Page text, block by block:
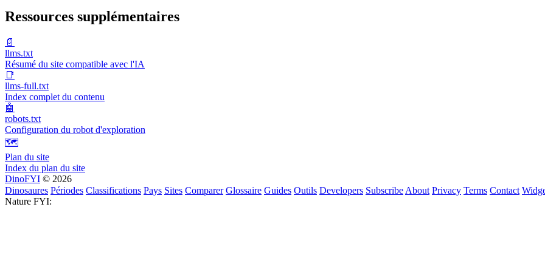
Ressources supplémentaires
📄
llms.txt
Résumé du site compatible avec l'IA
📑
llms-full.txt
Index complet du contenu
🤖
robots.txt
Configuration du robot d'exploration
🗺️
Plan du site
Index du plan du site
DinoFYI © 2026
Dinosaures Périodes Classifications Pays Sites Comparer Glossaire Guides Outils Developers Subscribe About Privacy Terms Contact
Nature FYI: